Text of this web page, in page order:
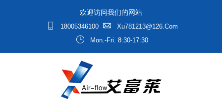
欢迎访问我们的网站
18005346100
Xu781213@126.com
Mon.-Fri. 8:30-17:30